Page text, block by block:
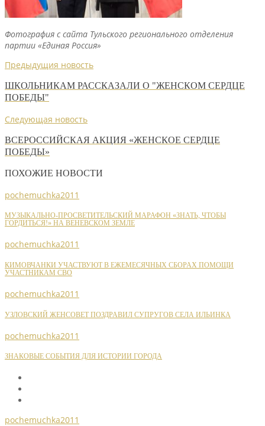
Фотография с сайта Тульского регионального отделения
партии «Единая Россия»
Предыдущия новость
ШКОЛЬНИКАМ РАССКАЗАЛИ О "ЖЕНСКОМ СЕРДЦЕ
ПОБЕДЫ"
Следующая новость
ВСЕРОССИЙСКАЯ АКЦИЯ «ЖЕНСКОЕ СЕРДЦЕ
ПОБЕДЫ»
ПОХОЖИЕ НОВОСТИ
pochemuchka2011
МУЗЫКАЛЬНО-ПРОСВЕТИТЕЛЬСКИЙ МАРАФОН «ЗНАТЬ, ЧТОБЫ
ГОРДИТЬСЯ!» НА ВЕНЕВСКОМ ЗЕМЛЕ
pochemuchka2011
КИМОВЧАНКИ УЧАСТВУЮТ В ЕЖЕМЕСЯЧНЫХ СБОРАХ ПОМОЩИ
УЧАСТНИКАМ СВО
pochemuchka2011
УЗЛОВСКИЙ ЖЕНСОВЕТ ПОЗДРАВИЛ СУПРУГОВ СЕЛА ИЛЬИНКА
pochemuchka2011
ЗНАКОВЫЕ СОБЫТИЯ ДЛЯ ИСТОРИИ ГОРОДА
pochemuchka2011